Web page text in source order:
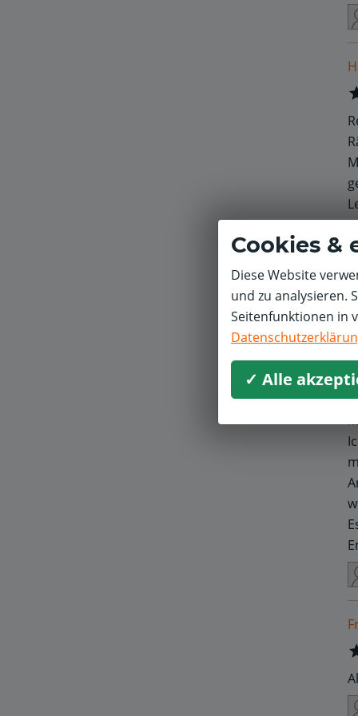
Cookies &
Diese Website
und zu analysieren.
Seitenfunktionen in
✓ Alle